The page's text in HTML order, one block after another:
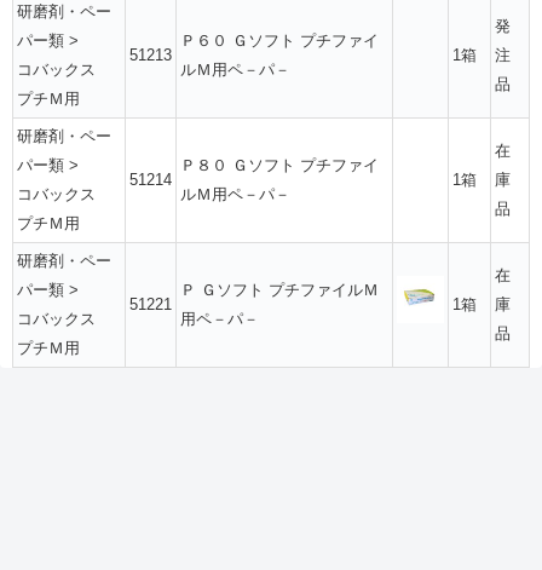
研磨剤・ペー
パー類 >
コバックス
プチＭ用
51213
Ｐ６０ Ｇソフト プチファイ
ルＭ用ペ－パ－
1箱
発
注
品
研磨剤・ペー
パー類 >
コバックス
プチＭ用
51214
Ｐ８０ Ｇソフト プチファイ
ルＭ用ペ－パ－
1箱
在
庫
品
研磨剤・ペー
パー類 >
コバックス
プチＭ用
51221
Ｐ Ｇソフト プチファイルＭ
用ペ－パ－
1箱
在
庫
品